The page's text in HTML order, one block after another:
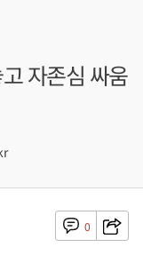
자존심 싸움
0